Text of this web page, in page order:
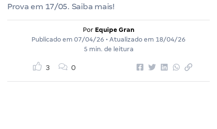
Prova em 17/05. Saiba mais!
Por Equipe Gran
Publicado em 07/04/26 • Atualizado em 18/04/26
5 min. de leitura
3 0